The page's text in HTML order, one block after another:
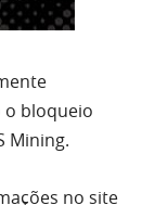
o bloqueio
Mining.
no site